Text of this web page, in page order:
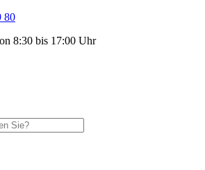
80
8:30 bis 17:00 Uhr